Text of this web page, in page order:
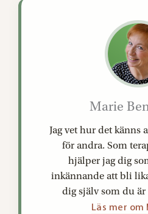
Marie
Jag vet hur det känns
för andra. Som
hjälper jag dig
inkännande att bli
dig själv som du
Läs mer